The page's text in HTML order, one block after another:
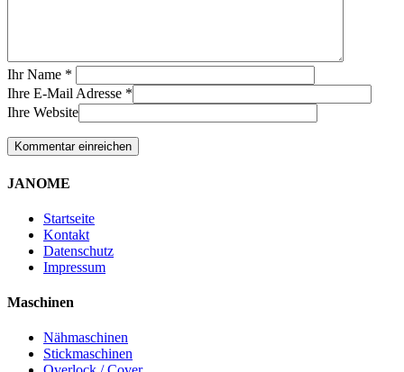
Ihr Name *
Ihre E-Mail Adresse *
Ihre Website
JANOME
Startseite
Kontakt
Datenschutz
Impressum
Maschinen
Nähmaschinen
Stickmaschinen